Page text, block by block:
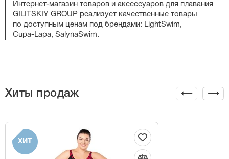
Интернет-магазин товаров и аксессуаров для плавания
GILITSKIY GROUP реализует качественные товары
по доступным ценам под брендами: LightSwim,
Cupa-Lapa, SalynaSwim.
Хиты продаж
ХИТ